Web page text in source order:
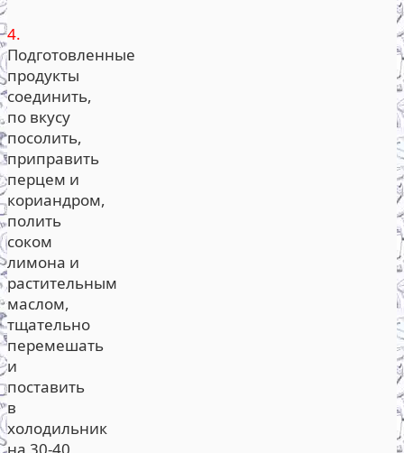
4.
Подготовленные
продукты
соединить,
по вкусу
посолить,
приправить
перцем и
кориандром,
полить
соком
лимона и
растительным
маслом,
тщательно
перемешать
и
поставить
в
холодильник